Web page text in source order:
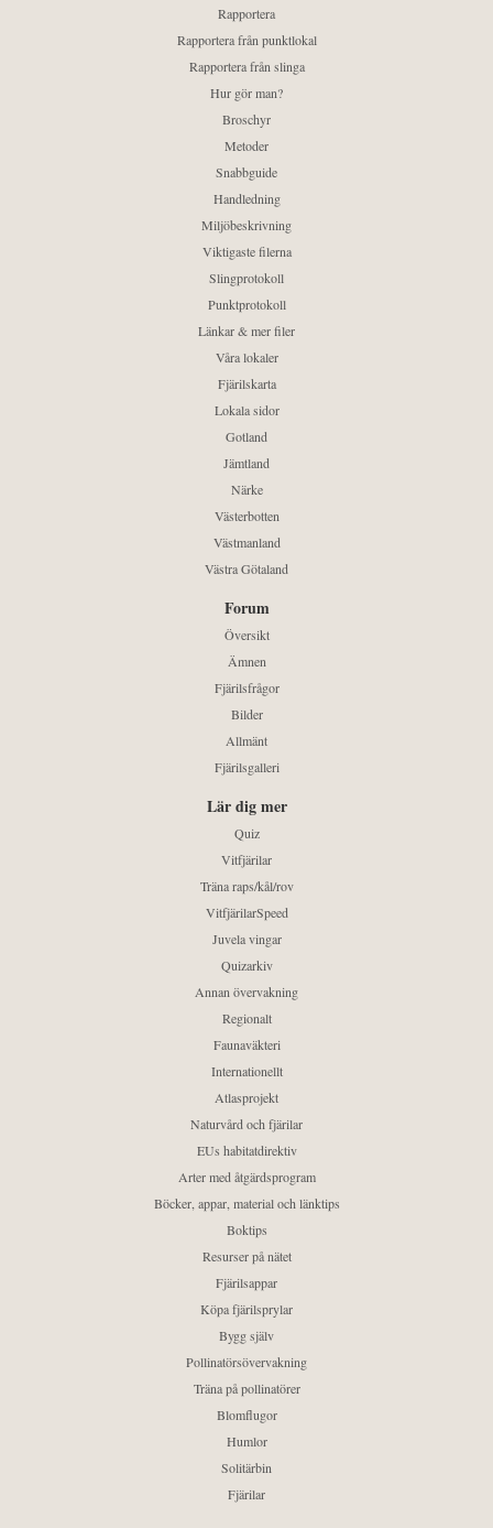
Rapportera
Rapportera från punktlokal
Rapportera från slinga
Hur gör man?
Broschyr
Metoder
Snabbguide
Handledning
Miljöbeskrivning
Viktigaste filerna
Slingprotokoll
Punktprotokoll
Länkar & mer filer
Våra lokaler
Fjärilskarta
Lokala sidor
Gotland
Jämtland
Närke
Västerbotten
Västmanland
Västra Götaland
Forum
Översikt
Ämnen
Fjärilsfrågor
Bilder
Allmänt
Fjärilsgalleri
Lär dig mer
Quiz
Vitfjärilar
Träna raps/kål/rov
VitfjärilarSpeed
Juvela vingar
Quizarkiv
Annan övervakning
Regionalt
Faunaväkteri
Internationellt
Atlasprojekt
Naturvård och fjärilar
EUs habitatdirektiv
Arter med åtgärdsprogram
Böcker, appar, material och länktips
Boktips
Resurser på nätet
Fjärilsappar
Köpa fjärilsprylar
Bygg själv
Pollinatörsövervakning
Träna på pollinatörer
Blomflugor
Humlor
Solitärbin
Fjärilar